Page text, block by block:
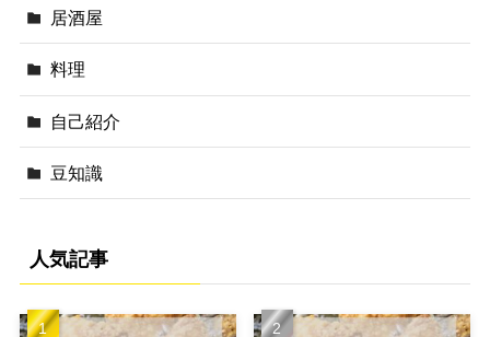
居酒屋
料理
自己紹介
豆知識
人気記事